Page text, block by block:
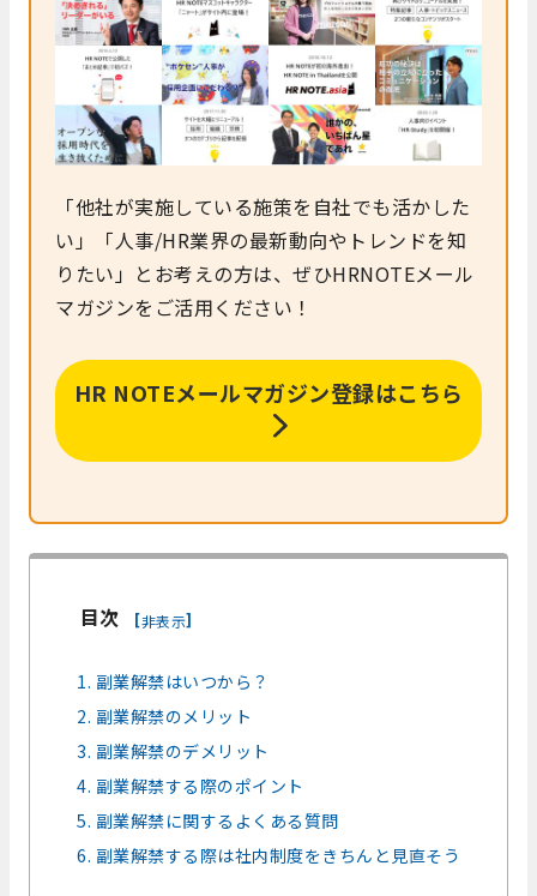
「他社が実施している施策を自社でも活かした
い」「人事/HR業界の最新動向やトレンドを知
りたい」とお考えの方は、ぜひHRNOTEメール
マガジンをご活用ください！
HR NOTEメールマガジン登録はこちら
目次 [非表示]
1. 副業解禁はいつから？
2. 副業解禁のメリット
3. 副業解禁のデメリット
4. 副業解禁する際のポイント
5. 副業解禁に関するよくある質問
6. 副業解禁する際は社内制度をきちんと見直そう